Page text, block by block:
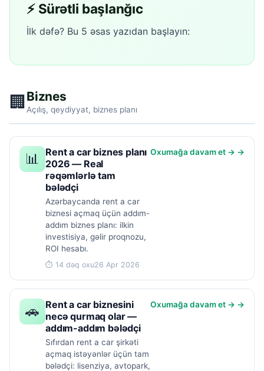
⚡ Sürətli başlanğıc
İlk dəfə? Bu 5 əsas yazıdan başlayın:
🏢 Biznes
Açılış, qeydiyyat, biznes planı
📊
Rent a car biznes planı
2026 — Real
rəqəmlərlə tam
bələdçi
Azərbaycanda rent a car
biznesi açmaq üçün addım-
addım biznes planı: ilkin
investisiya, gəlir proqnozu,
ROI hesabı.
⏱ 14 dəq oxu26 Apr 2026
Oxumağa davam et → →
🚗 Rent a car biznesini
necə qurmaq olar —
addım-addım bələdçi
Sıfırdan rent a car şirkəti
açmaq istəyənlər üçün tam
bələdçi: lisenziya, avtopark,
Oxumağa davam et → →